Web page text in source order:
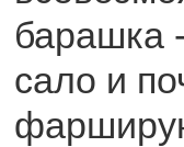
барашка
сало и